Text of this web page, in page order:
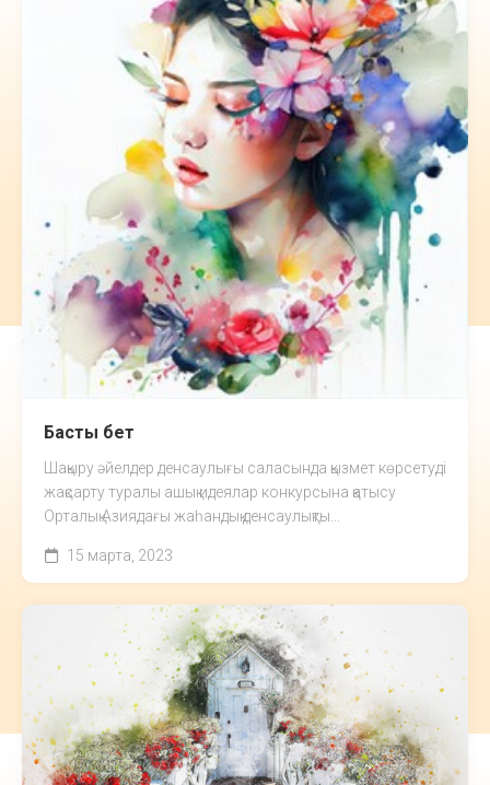
Басты бет
Шақыру әйелдер денсаулығы саласында қызмет көрсетуді
жақсарту туралы ашық идеялар конкурсына қатысу
Орталық Азиядағы жаһандық денсаулықты...
15 марта, 2023